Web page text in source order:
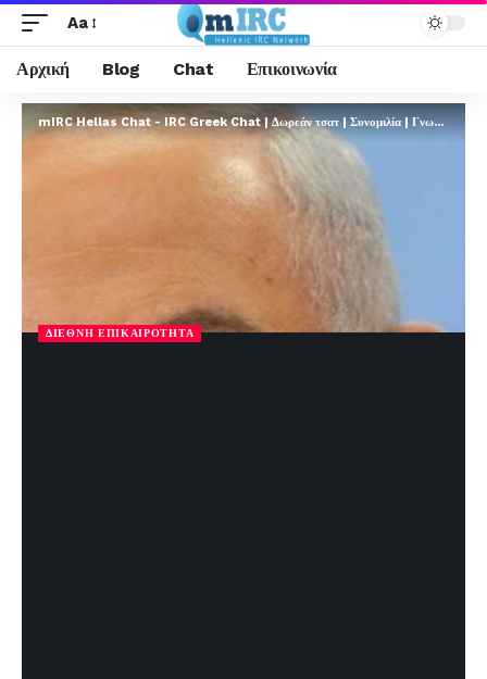
Aa
Αρχική Blog Chat Επικοινωνία
mIRC Hellas Chat - IRC Greek Chat | Δωρεάν τσατ | Συνομιλία | Γνωριμίες | FREE
ΔΙΕΘΝΉ ΕΠΙΚΑΙΡΌΤΗΤΑ